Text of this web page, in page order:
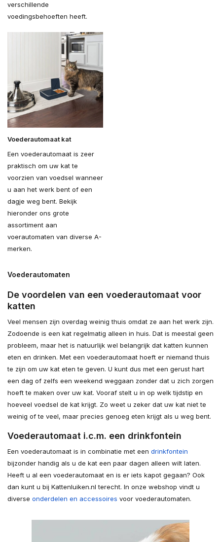
Voederautomaat kat
Een voederautomaat is zeer
praktisch om uw kat te
voorzien van voedsel wanneer
u aan het werk bent of een
dagje weg bent. Bekijk
hieronder ons grote
assortiment aan
voerautomaten van diverse A-
merken.
verschillende
voedingsbehoeften heeft.
Voederautomaten
De voordelen van een voederautomaat voor
katten
Veel mensen zijn overdag weinig thuis omdat ze aan het werk zijn.
Zodoende is een kat regelmatig alleen in huis. Dat is meestal geen
probleem, maar het is natuurlijk wel belangrijk dat katten kunnen
eten en drinken. Met een voederautomaat hoeft er niemand thuis
te zijn om uw kat eten te geven. U kunt dus met een gerust hart
een dag of zelfs een weekend weggaan zonder dat u zich zorgen
hoeft te maken over uw kat. Vooraf stelt u in op welk tijdstip en
hoeveel voedsel de kat krijgt. Zo weet u zeker dat uw kat niet te
weinig of te veel, maar precies genoeg eten krijgt als u weg bent.
Voederautomaat i.c.m. een drinkfontein
Een voederautomaat is in combinatie met een drinkfontein
bijzonder handig als u de kat een paar dagen alleen wilt laten.
Heeft u al een voederautomaat en is er iets kapot gegaan? Ook
dan kunt u bij Kattenluiken.nl terecht. In onze webshop vindt u
diverse onderdelen en accessoires voor voederautomaten.